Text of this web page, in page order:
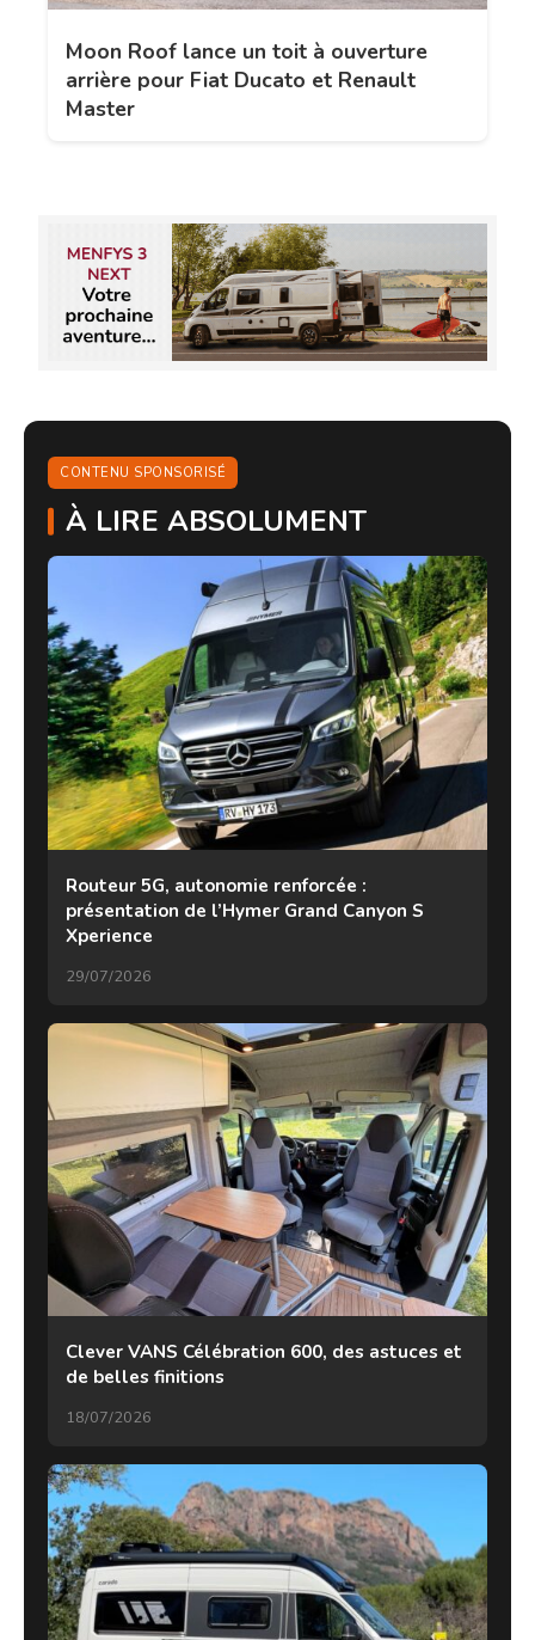
Moon Roof lance un toit à ouverture
arrière pour Fiat Ducato et Renault
Master
CONTENU SPONSORISÉ
À LIRE ABSOLUMENT
Routeur 5G, autonomie renforcée :
présentation de l’Hymer Grand Canyon S
Xperience
29/07/2026
Clever VANS Célébration 600, des astuces et
de belles finitions
18/07/2026